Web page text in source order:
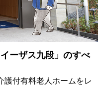
ーザス九段」のすべ
護付有料老人ホームをレ